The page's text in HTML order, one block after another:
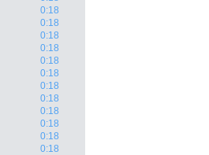
0:18
0:18
0:18
0:18
0:18
0:18
0:18
0:18
0:18
0:18
0:18
0:18